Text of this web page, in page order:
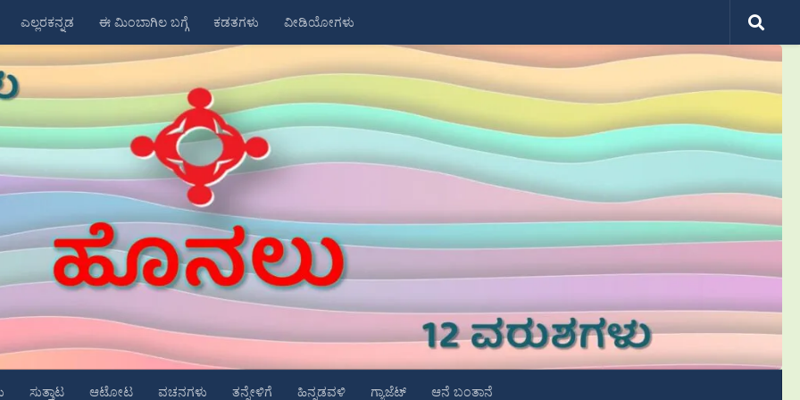
ಎಲ್ಲರಕನ್ನಡ ಈ ಮಿಂಬಾಗಿಲ ಬಗ್ಗೆ ಕಡತಗಳು ವೀಡಿಯೋಗಳು
ಸುತ್ತಾಟ ಆಟೋಟ ವಚನಗಳು ತನ್ನೇಳಿಗೆ ಹಿನ್ನಡವಳಿ ಗ್ಯಾಜೆಟ್ ಆನೆ ಬಂತಾನೆ